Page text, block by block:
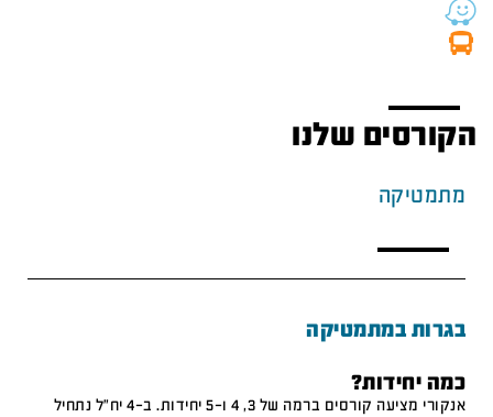
הקורסים שלנו
מתמטיקה
בגרות במתמטיקה
כמה יחידות?
אנקורי מציעה קורסים ברמה של 3, 4 ו-5 יחידות. ב-4 יח"ל נתחיל